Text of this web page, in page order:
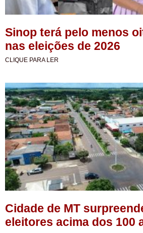
Sinop terá pelo menos
nas eleições de 2026
CLIQUE PARA LER
Cidade de MT
eleitores acima dos 100